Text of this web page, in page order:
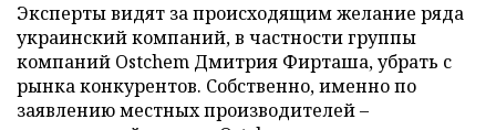
Эксперты видят за происходящим желание ряда
украинский компаний, в частности группы
компаний Ostchem Дмитрия Фирташа, убрать с
рынка конкурентов. Собственно, именно по
заявлению местных производителей –